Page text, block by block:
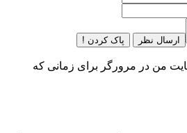
ارسال نظر پاک کردن !
من در مرورگر برای زمانی که